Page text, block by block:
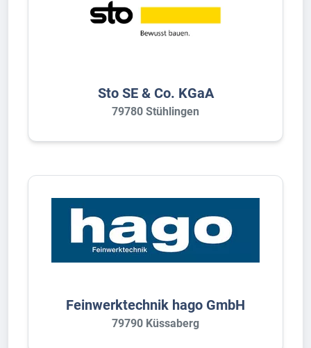
Sto SE & Co. KGaA
79780 Stühlingen
Feinwerktechnik hago GmbH
79790 Küssaberg